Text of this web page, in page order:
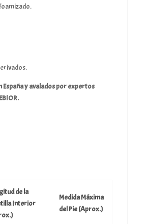
España y avalados por expertos
de la
Interior
Medida Máxima
del Pie (Aprox.)